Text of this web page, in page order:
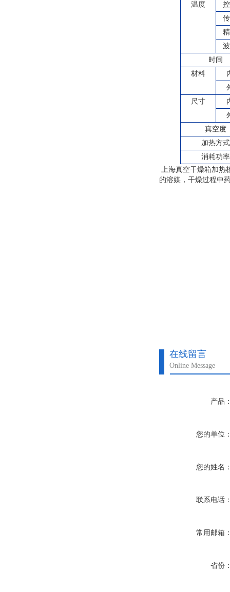
温度
时间
材料
尺寸
真空度
加热方式
消耗功率
上海真空干燥箱加热
的溶媒，干燥过程中
在线留言
Online Message
产品
您的单位
您的姓名
联系电话
常用邮箱
省份